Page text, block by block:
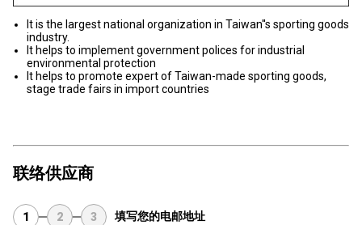
It is the largest national organization in Taiwan''s sporting goods
industry.
It helps to implement government polices for industrial
environmental protection
It helps to promote expert of Taiwan-made sporting goods,
stage trade fairs in import countries
联络供应商
1 2 3 填写您的电邮地址